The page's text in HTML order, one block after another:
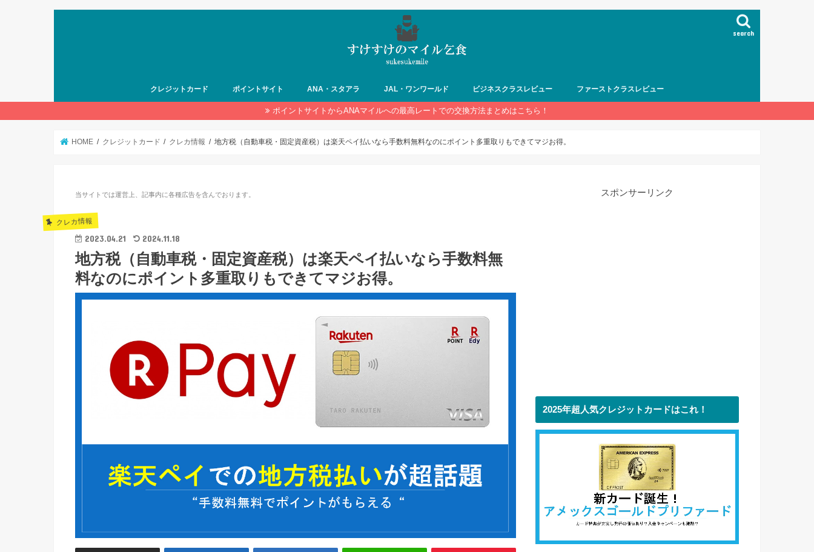
search
クレジットカード ポイントサイト ANA・スタアラ JAL・ワンワールド ビジネスクラスレビュー ファーストクラスレビュー
ポイントサイトからANAマイルへの最高レートでの交換方法まとめはこちら！
HOME クレジットカード クレカ情報 地方税（自動車税・固定資産税）は楽天ペイ払いなら手数料無料なのにポイント多重取りもできてマジお得。
当サイトでは運営上、記事内に各種広告を含んでおります。
クレカ情報
2023.04.21 2024.11.18
地方税（自動車税・固定資産税）は楽天ペイ払いなら手数料無
料なのにポイント多重取りもできてマジお得。
スポンサーリンク
2025年超人気クレジットカードはこれ！